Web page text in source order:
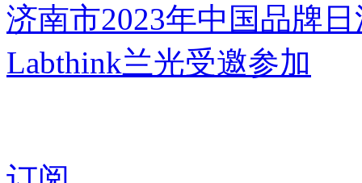
济南市2023年中国品牌
Labthink兰光受邀参加